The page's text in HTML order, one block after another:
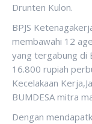
Drunten Kulon.
BPJS
membawahi 12
yang tergabung di
16.800 rupiah
Kecelakaan
BUMDESA mitra
Dengan